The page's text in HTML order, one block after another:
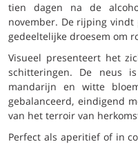
tien dagen na de
november. De rijping vindt
gedeeltelijke droesem om
Visueel presenteert het
schitteringen. De neus
mandarijn en witte
gebalanceerd, eindigend
van het terroir van
Perfect als aperitief of in